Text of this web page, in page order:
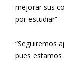
mejorar sus
por estudiar”
“Seguiremos
pues